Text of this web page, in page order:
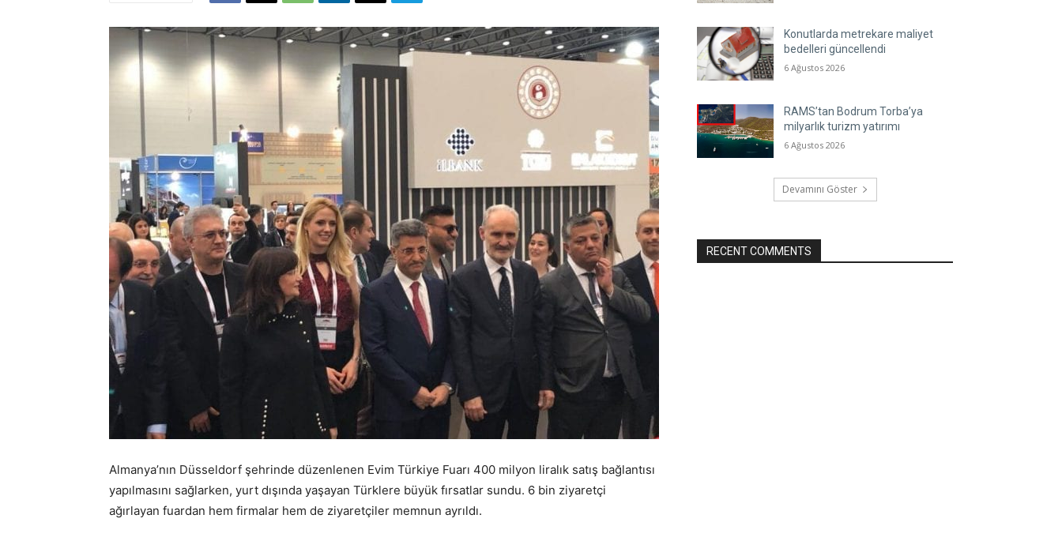
Almanya’nın Düsseldorf şehrinde düzenlenen Evim Türkiye Fuarı 400 milyon liralık satış bağlantısı
yapılmasını sağlarken, yurt dışında yaşayan Türklere büyük fırsatlar sundu. 6 bin ziyaretçi
ağırlayan fuardan hem firmalar hem de ziyaretçiler memnun ayrıldı.
Konutlarda metrekare maliyet
bedelleri güncellendi
6 Ağustos 2026
RAMS’tan Bodrum Torba’ya
milyarlık turizm yatırımı
6 Ağustos 2026
Devamını Göster
RECENT COMMENTS